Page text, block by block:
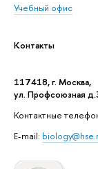
Учебный офис
Контакты
117418, г. Москва,
ул. Профсоюзная
Контактные
E-mail: